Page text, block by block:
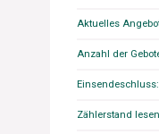
Aktuelles
Anzahl der
Einsendeschluss:
Zählerstand